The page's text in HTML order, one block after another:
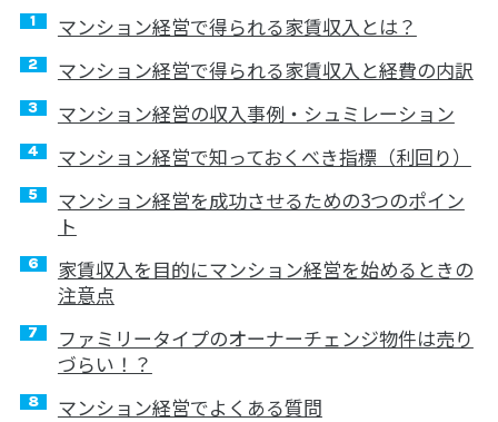
マンション経営で得られる家賃収入とは？
マンション経営で得られる家賃収入と経費の内訳
マンション経営の収入事例・シュミレーション
マンション経営で知っておくべき指標（利回り）
マンション経営を成功させるための3つのポイン
ト
家賃収入を目的にマンション経営を始めるときの
注意点
ファミリータイプのオーナーチェンジ物件は売り
づらい！？
マンション経営でよくある質問